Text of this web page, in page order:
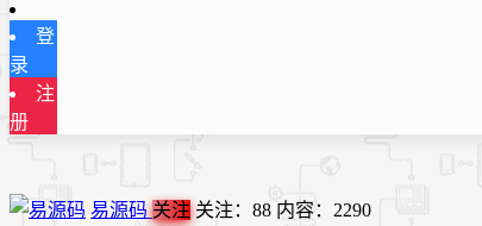
登
录
注
册
易源码关注 关注： 88 内容： 2290